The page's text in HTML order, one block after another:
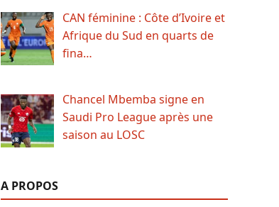
CAN féminine : Côte d’Ivoire et
Afrique du Sud en quarts de
fina…
Chancel Mbemba signe en
Saudi Pro League après une
saison au LOSC
A PROPOS